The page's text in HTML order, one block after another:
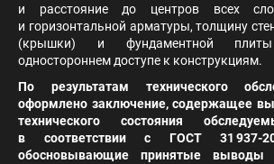
и расстояние до центров всех
и горизонтальной арматуры, толщину
(крышки) и фундаментной
одностороннем доступе к конструкциям.
По результатам технического
оформлено заключение, содержащее
технического состояния
в соответствии с ГОСТ 31 937-
обосновывающие принятые выводы